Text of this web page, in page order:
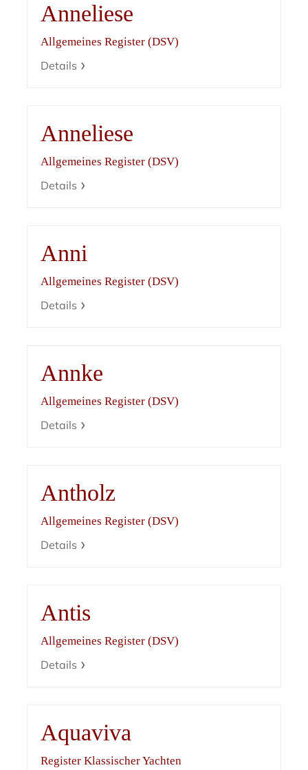
Anneliese
Allgemeines Register (DSV)
Details
Anneliese
Allgemeines Register (DSV)
Details
Anni
Allgemeines Register (DSV)
Details
Annke
Allgemeines Register (DSV)
Details
Antholz
Allgemeines Register (DSV)
Details
Antis
Allgemeines Register (DSV)
Details
Aquaviva
Register Klassischer Yachten